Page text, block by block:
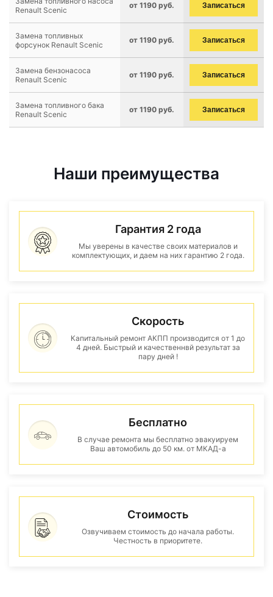
Renault Scenic
от 1190 руб. Записаться
Замена топливных
форсунок Renault Scenic
от 1190 руб. Записаться
Замена бензонасоса
Renault Scenic
от 1190 руб. Записаться
Замена топливного бака
Renault Scenic
от 1190 руб. Записаться
Наши преимущества
Гарантия 2 года
Мы уверены в качестве своих материалов и
комплектующих, и даем на них гарантию 2 года.
Скорость
Капитальный ремонт АКПП производится от 1 до
4 дней. Быстрый и качественнвй результат за
пару дней !
Бесплатно
В случае ремонта мы бесплатно эвакуируем
Ваш автомобиль до 50 км. от МКАД-а
Стоимость
Озвучиваем стоимость до начала работы.
Честность в приоритете.